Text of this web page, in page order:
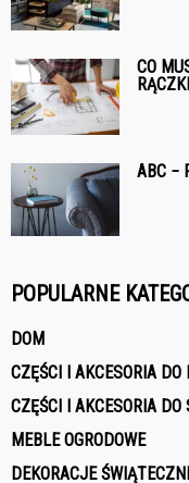
CO
ABC −
POPULARNE
DOM
CZĘŚCI I AKCESORIA DO
CZĘŚCI I AKCESORIA
MEBLE OGRODOWE
DEKORACJE